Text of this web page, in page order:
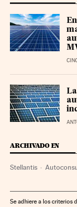
ARCHIVADO EN
Stellantis
Consumo energía
Se adhiere a los criterios